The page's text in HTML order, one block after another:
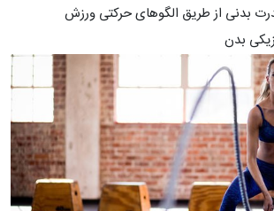
بدنی از طریق الگوهای حرکتی ورزش
بدن